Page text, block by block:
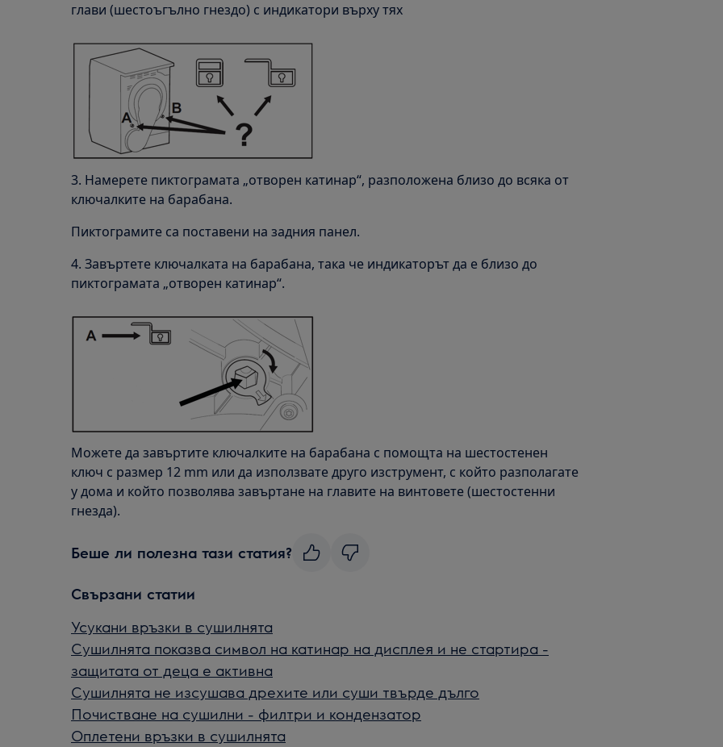
глави (шестоъгълно гнездо) с индикатори върху тях
3. Намерете пиктограмата „отворен катинар“, разположена близо до всяка от
ключалките на барабана.
Пиктограмите са поставени на задния панел.
4. Завъртете ключалката на барабана, така че индикаторът да е близо до
пиктограмата „отворен катинар“.
Можете да завъртите ключалките на барабана с помощта на шестостенен
ключ с размер 12 mm или да използвате друго изструмент, с който разполагате
у дома и който позволява завъртане на главите на винтовете (шестостенни
гнезда).
Беше ли полезна тази статия?
Свързани статии
Усукани връзки в сушилнята
Сушилнята показва символ на катинар на дисплея и не стартира -
защитата от деца е активна
Сушилнята не изсушава дрехите или суши твърде дълго
Почистване на сушилни - филтри и кондензатор
Оплетени връзки в сушилнята